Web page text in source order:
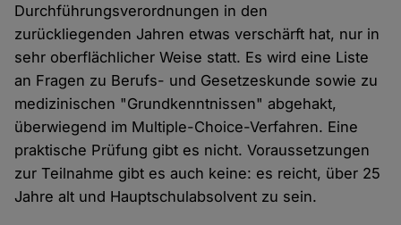
Durchführungsverordnungen in den
zurückliegenden Jahren etwas verschärft hat, nur in
sehr oberflächlicher Weise statt. Es wird eine Liste
an Fragen zu Berufs- und Gesetzeskunde sowie zu
medizinischen "Grundkenntnissen" abgehakt,
überwiegend im Multiple-Choice-Verfahren. Eine
praktische Prüfung gibt es nicht. Voraussetzungen
zur Teilnahme gibt es auch keine: es reicht, über 25
Jahre alt und Hauptschulabsolvent zu sein.